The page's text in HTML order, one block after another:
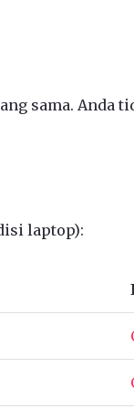
sama. Anda
laptop):